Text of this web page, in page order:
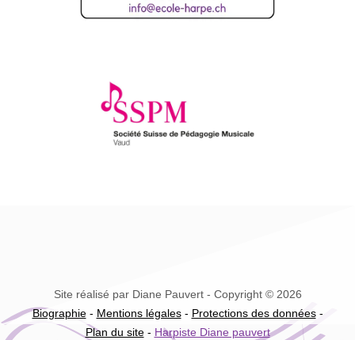
Site réalisé par Diane Pauvert - Copyright © 2026
Biographie- Mentions légales- Protections des données-
Plan du site- Harpiste Diane pauvert